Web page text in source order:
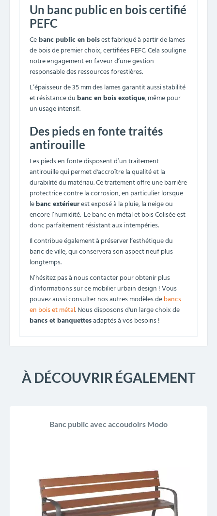
Un banc public en bois certifié
PEFC
Cebanc public en boisest fabriqué à partir de lames
de bois de premier choix, certifiées PEFC. Cela souligne
notre engagement en faveur d’une gestion
responsable des ressources forestières.
L’épaisseur de 35 mm des lames garantit aussi stabilité
et résistance dubanc en bois exotique, même pour
un usage intensif.
Des pieds en fonte traités
antirouille
Les pieds en fonte disposent d’un traitement
antirouille qui permet d'accroître la qualité et la
durabilité du matériau. Ce traitement offre une barrière
protectrice contre la corrosion, en particulier lorsque
lebanc extérieurest exposé à la pluie, la neige ou
encore l’humidité. Le banc en métal et bois Colisée est
donc parfaitement résistant aux intempéries.
Il contribue également à préserver l’esthétique du
banc de ville, qui conservera son aspect neuf plus
longtemps.
N’hésitez pas à nous contacter pour obtenir plus
d’informations sur ce mobilier urbain design ! Vous
pouvez aussi consulter nos autres modèles debancs
en bois et métal. Nous disposons d'un large choix de
bancs et banquettesadaptés à vos besoins !
À DÉCOUVRIR ÉGALEMENT
Banc public avec accoudoirs Modo